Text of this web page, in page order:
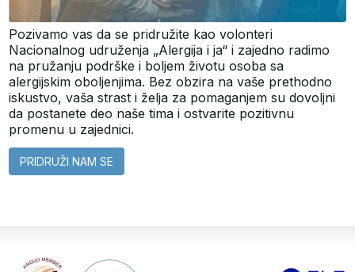
Pozivamo vas da se pridružite kao volonteri
Nacionalnog udruženja „Alergija i ja“ i zajedno radimo
na pružanju podrške i boljem životu osoba sa
alergijskim oboljenjima. Bez obzira na vaše prethodno
iskustvo, vaša strast i želja za pomaganjem su dovoljni
da postanete deo naše tima i ostvarite pozitivnu
promenu u zajednici.
PRIDRUŽI NAM SE